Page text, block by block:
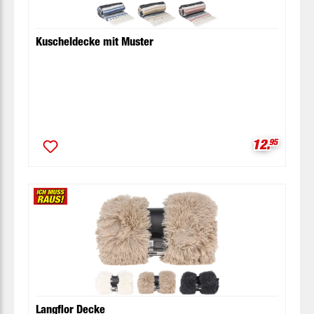
Kuscheldecke mit Muster
12.95
Langflor Decke